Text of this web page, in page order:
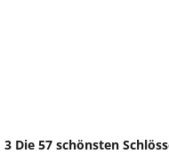
3 Die 57 schönsten